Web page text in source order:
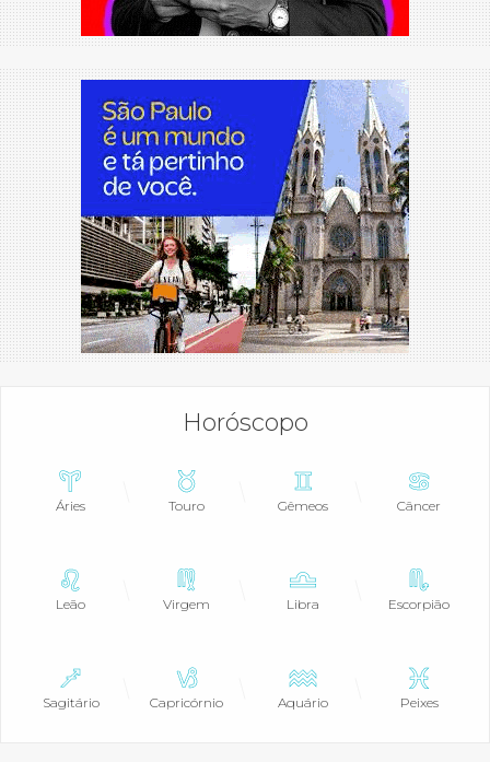
Horóscopo
Áries Touro Gêmeos Câncer
Leão Virgem Libra Escorpião
Sagitário Capricórnio Aquário Peixes